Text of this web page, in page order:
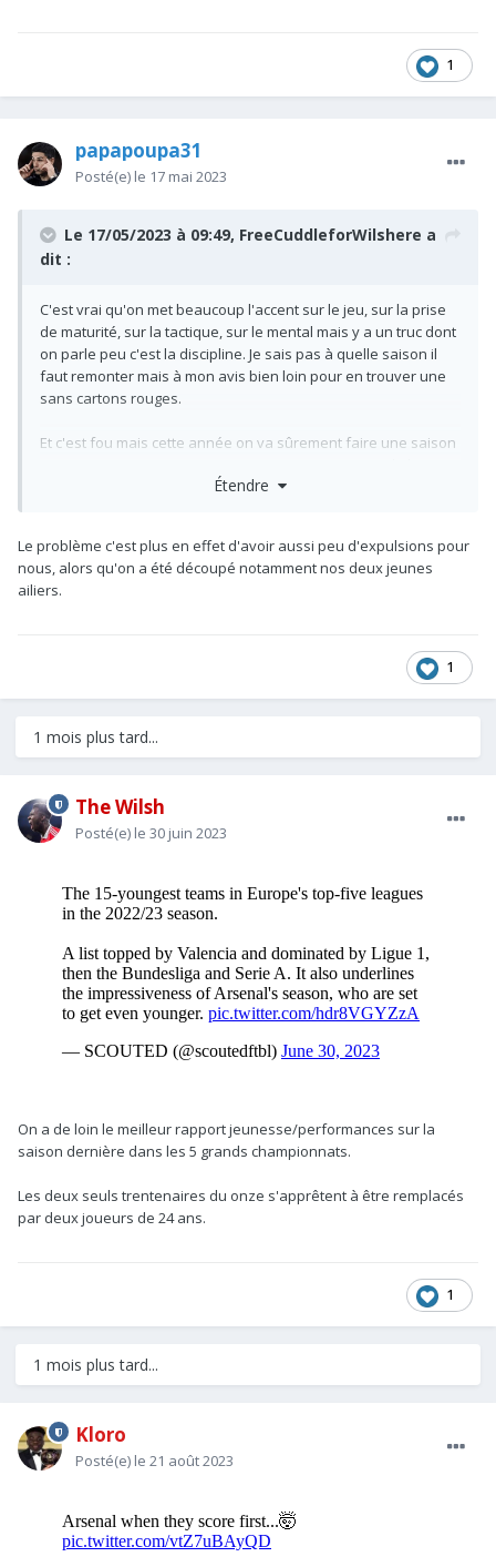
1
papapoupa31
Posté(e) le 17 mai 2023
Le 17/05/2023 à 09:49, FreeCuddleforWilshere a
dit :
C'est vrai qu'on met beaucoup l'accent sur le jeu, sur la prise
de maturité, sur la tactique, sur le mental mais y a un truc dont
on parle peu c'est la discipline. Je sais pas à quelle saison il
faut remonter mais à mon avis bien loin pour en trouver une
sans cartons rouges.
Et c'est fou mais cette année on va sûrement faire une saison
discipline, du self control etc y a eu d'énormes progrès. Pour
Étendre
Le problème c'est plus en effet d'avoir aussi peu d'expulsions pour
nous, alors qu'on a été découpé notamment nos deux jeunes
ailiers.
1
1 mois plus tard...
The Wilsh
Posté(e) le 30 juin 2023
On a de loin le meilleur rapport jeunesse/performances sur la
saison dernière dans les 5 grands championnats.
Les deux seuls trentenaires du onze s'apprêtent à être remplacés
par deux joueurs de 24 ans.
1
1 mois plus tard...
Kloro
Posté(e) le 21 août 2023